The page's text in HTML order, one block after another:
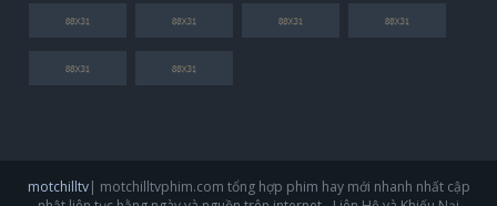
motchilltv| motchilltvphim.com tổng hợp phim hay mới nhanh nhất cập